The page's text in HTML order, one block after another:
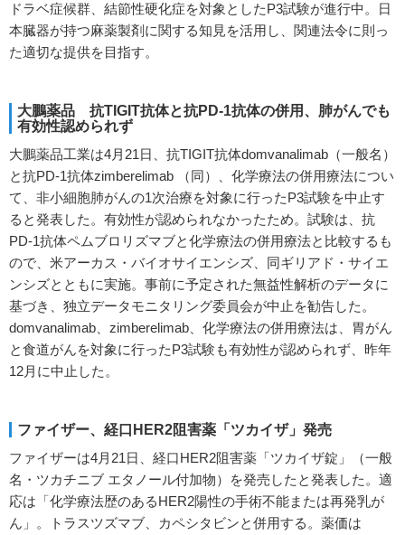
ドラベ症候群、結節性硬化症を対象としたP3試験が進行中。日
本臓器が持つ麻薬製剤に関する知見を活用し、関連法令に則っ
た適切な提供を目指す。
大鵬薬品 抗TIGIT抗体と抗PD-1抗体の併用、肺がんでも
有効性認められず
大鵬薬品工業は4月21日、抗TIGIT抗体domvanalimab（一般名）
と抗PD-1抗体zimberelimab （同）、化学療法の併用療法につい
て、非小細胞肺がんの1次治療を対象に行ったP3試験を中止す
ると発表した。有効性が認められなかったため。試験は、抗
PD-1抗体ペムブロリズマブと化学療法の併用療法と比較するも
ので、米アーカス・バイオサイエンシズ、同ギリアド・サイエ
ンシズとともに実施。事前に予定された無益性解析のデータに
基づき、独立データモニタリング委員会が中止を勧告した。
domvanalimab、zimberelimab、化学療法の併用療法は、胃がん
と食道がんを対象に行ったP3試験も有効性が認められず、昨年
12月に中止した。
ファイザー、経口HER2阻害薬「ツカイザ」発売
ファイザーは4月21日、経口HER2阻害薬「ツカイザ錠」（一般
名・ツカチニブ エタノール付加物）を発売したと発表した。適
応は「化学療法歴のあるHER2陽性の手術不能または再発乳が
ん」。トラスツズマブ、カペシタビンと併用する。薬価は